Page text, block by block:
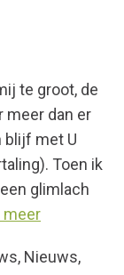
te groot, de
meer dan er
blijf met U
Toen ik
glimlach
meer
, Nieuws,